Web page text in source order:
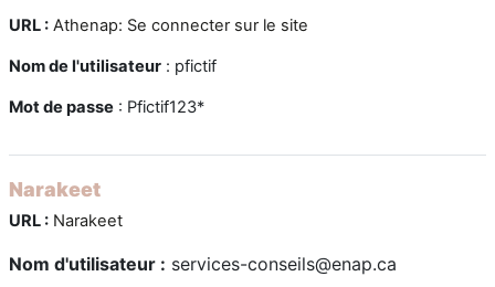
URL : Athenap: Se connecter sur le site
Nom de l'utilisateur : pfictif
Mot de passe : Pfictif123*
Narakeet
URL : Narakeet
Nom d'utilisateur : services-conseils@enap.ca